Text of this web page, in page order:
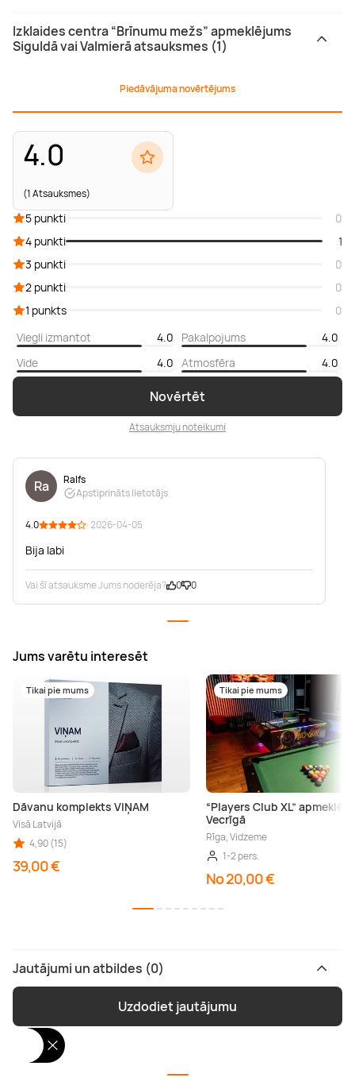
Izklaides centra “Brīnumu mežs” apmeklējums
Siguldā vai Valmierā atsauksmes (1)
Piedāvājuma novērtējums
4.0
(1 Atsauksmes)
Novērtēt
Atsauksmju noteikumi
5 punkti
0
4 punkti
1
3 punkti
0
2 punkti
0
1 punkts
0
Viegli izmantot
4.0 Pakalpojums
4.0
Vide
4.0 Atmosfēra 4.0
Ra
Ralfs
Apstiprināts lietotājs
4.0 · 2026-04-05
Bija labi
Vai šī atsauksme Jums noderēja? 0 0
Jums varētu interesēt
Tikai pie mums
Dāvanu komplekts VIŅAM
Visā Latvijā
4,90 (15)
39,00 €
Tikai pie mums
“Players Club XL”
Vecrīgā
Rīga, Vidzeme
1-2 pers.
No 20,00 €
Jautājumi un atbildes (0)
Uzdodiet jautājumu